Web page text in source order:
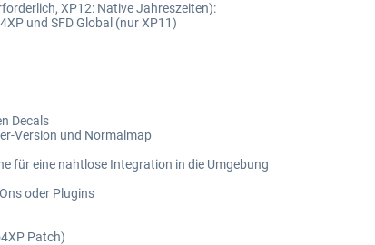
XP12: Native Jahreszeiten):
und SFD Global (nur XP11)
Decals
Version und Normalmap
für eine nahtlose Integration in die Umgebung
oder Plugins
Patch)